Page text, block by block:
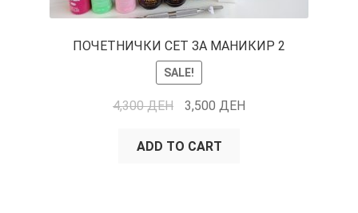
ПОЧЕТНИЧКИ СЕТ ЗА МАНИКИР 2
SALE!
4,300ДЕН 3,500 ДЕН
ADD TO CART